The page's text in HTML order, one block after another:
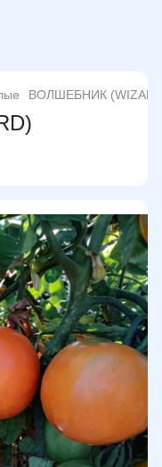
ВОЛШЕБНИК